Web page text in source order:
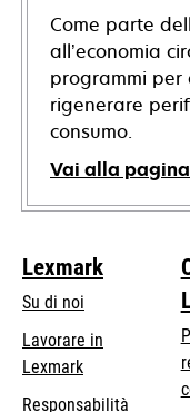
Come parte
all’economia
programmi per
rigenerare
consumo.
Vai alla pagina
Lexmark
Su di noi
Lavorare in
Lexmark
Responsabilità